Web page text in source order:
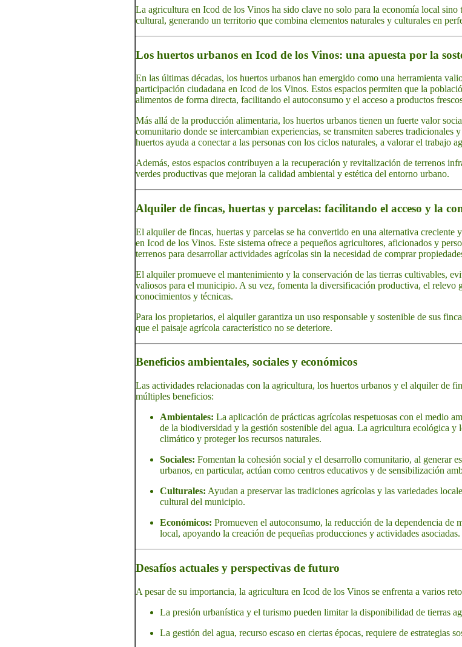
La agricultura en Icod de los Vinos ha sido clave no solo para la economía local
cultural, generando un territorio que combina elementos naturales y culturales en
Los huertos urbanos en Icod de los Vinos: una apuesta por la
En las últimas décadas, los huertos urbanos han emergido como una herramienta
participación ciudadana en Icod de los Vinos. Estos espacios permiten que la
alimentos de forma directa, facilitando el autoconsumo y el acceso a productos
Más allá de la producción alimentaria, los huertos urbanos tienen un fuerte valor
comunitario donde se intercambian experiencias, se transmiten saberes tradicionales
huertos ayuda a conectar a las personas con los ciclos naturales, a valorar el trabajo
Además, estos espacios contribuyen a la recuperación y revitalización de terrenos
verdes productivas que mejoran la calidad ambiental y estética del entorno urbano.
Alquiler de fincas, huertas y parcelas: facilitando el acceso y la
El alquiler de fincas, huertas y parcelas se ha convertido en una alternativa
en Icod de los Vinos. Este sistema ofrece a pequeños agricultores, aficionados y
terrenos para desarrollar actividades agrícolas sin la necesidad de comprar
El alquiler promueve el mantenimiento y la conservación de las tierras cultivables,
valiosos para el municipio. A su vez, fomenta la diversificación productiva, el relevo
conocimientos y técnicas.
Para los propietarios, el alquiler garantiza un uso responsable y sostenible de sus
que el paisaje agrícola característico no se deteriore.
Beneficios ambientales, sociales y económicos
Las actividades relacionadas con la agricultura, los huertos urbanos y el alquiler de
múltiples beneficios:
Ambientales: La aplicación de prácticas agrícolas respetuosas con el medio
de la biodiversidad y la gestión sostenible del agua. La agricultura ecológica
climático y proteger los recursos naturales.
Sociales: Fomentan la cohesión social y el desarrollo comunitario, al generar
urbanos, en particular, actúan como centros educativos y de sensibilización
Culturales: Ayudan a preservar las tradiciones agrícolas y las variedades
cultural del municipio.
Económicos: Promueven el autoconsumo, la reducción de la dependencia de
local, apoyando la creación de pequeñas producciones y actividades asociadas.
Desafíos actuales y perspectivas de futuro
A pesar de su importancia, la agricultura en Icod de los Vinos se enfrenta a varios
La presión urbanística y el turismo pueden limitar la disponibilidad de tierras
La gestión del agua, recurso escaso en ciertas épocas, requiere de estrategias